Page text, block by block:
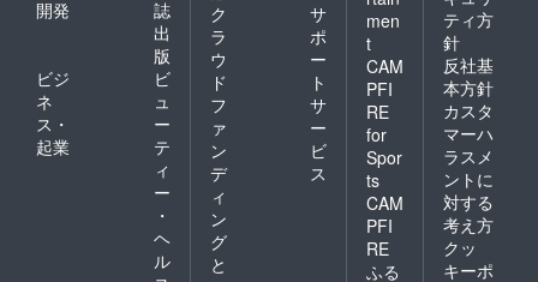
い。 ※
量産過
程で製
品の細
かい仕
様が変
更にな
る可能
性があ
す。 こ
のリ
ターン
に、写
あった
場合な
ど多少
変更の
可能性
もござ
開発
誌
出
版
ビジ
ネ
ス・
起業
ビ
ュ
ー
テ
ィ
ー
・
ヘ
ル
ク
ラ
ウ
ド
フ
ァ
ン
デ
ィ
ン
グ
と
サ
ポ
ー
ト
サ
ー
ビ
ス
men
t
CAM
PFI
RE
for
Spor
ts
CAM
PFI
RE
ふる
ティ方
針
反社基
本方針
カスタ
マーハ
ラスメ
ントに
対する
考え方
クッ
キーポ